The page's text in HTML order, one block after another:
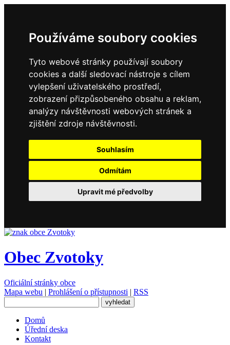
Používáme soubory cookies
Tyto webové stránky používají soubory
cookies a další sledovací nástroje s cílem
vylepšení uživatelského prostředí,
zobrazení přizpůsobeného obsahu a reklam,
analýzy návštěvnosti webových stránek a
zjištění zdroje návštěvnosti.
Souhlasím
Odmítám
Upravit mé předvolby
Obec Zvotoky
Oficiální stránky obce
Mapa webu | Prohlášení o přístupnosti | RSS
Domů
Úřední deska
Kontakt